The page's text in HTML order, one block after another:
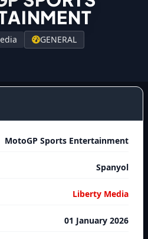
GENERAL
MotoGP Sports Entertainment
Spanyol
Liberty Media
01 January 2026